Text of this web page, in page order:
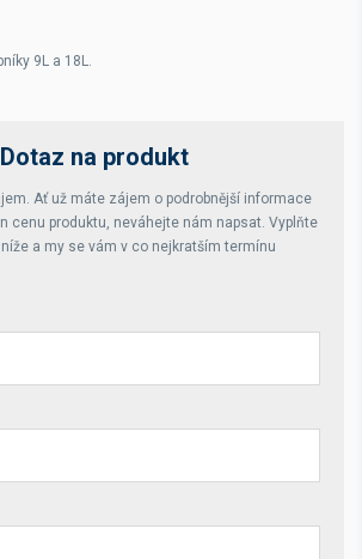
9L a 18L.
Dotaz na produkt
Ať už máte zájem o podrobnější informace
cenu produktu, neváhejte nám napsat. Vyplňte
a my se vám v co nejkratším termínu